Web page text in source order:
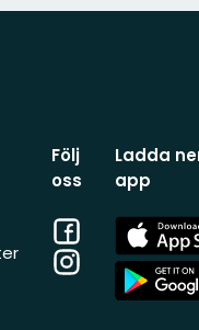
Följ
oss
Facebook
Instagram
Ladda
app
App
Store
App
Store